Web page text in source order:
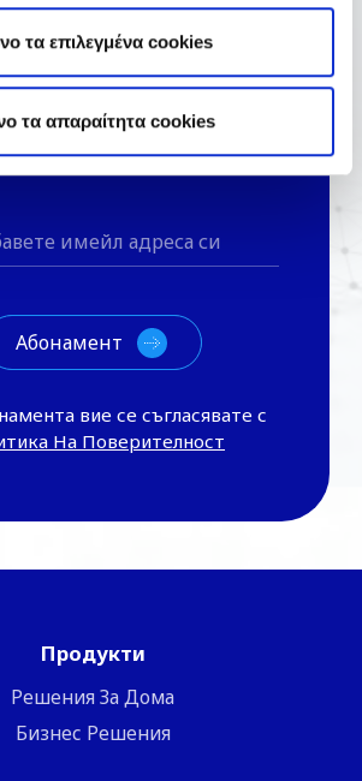
τα επιλεγμένα cookies
τα απαραίτητα cookies
Бъдете в течение
решения
вие се съгласявате с
На Поверителност
Продукти
Решения За Дома
Бизнес Решения